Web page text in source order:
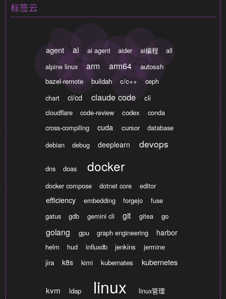
标签云
agent ai ai agent aider ai编程
all
alpine linux
arm arm64
autossh
bazel-remote
buildah c/c++
ceph
chart
ci/cd claude code
cli
cloudflare
code-review codex
conda
cross-compiling
cuda cursor
database
debian
debug deeplearn devops
dns doas docker
docker compose dotnet core editor
efficiency embedding forgejo
fuse
gatus
gdb gemini cli git gitea go
golang gpu graph engineering harbor
helm hud influxdb jenkins
jermine
jira
k8s kimi kubernates kubernetes
kvm ldap linux linux管理